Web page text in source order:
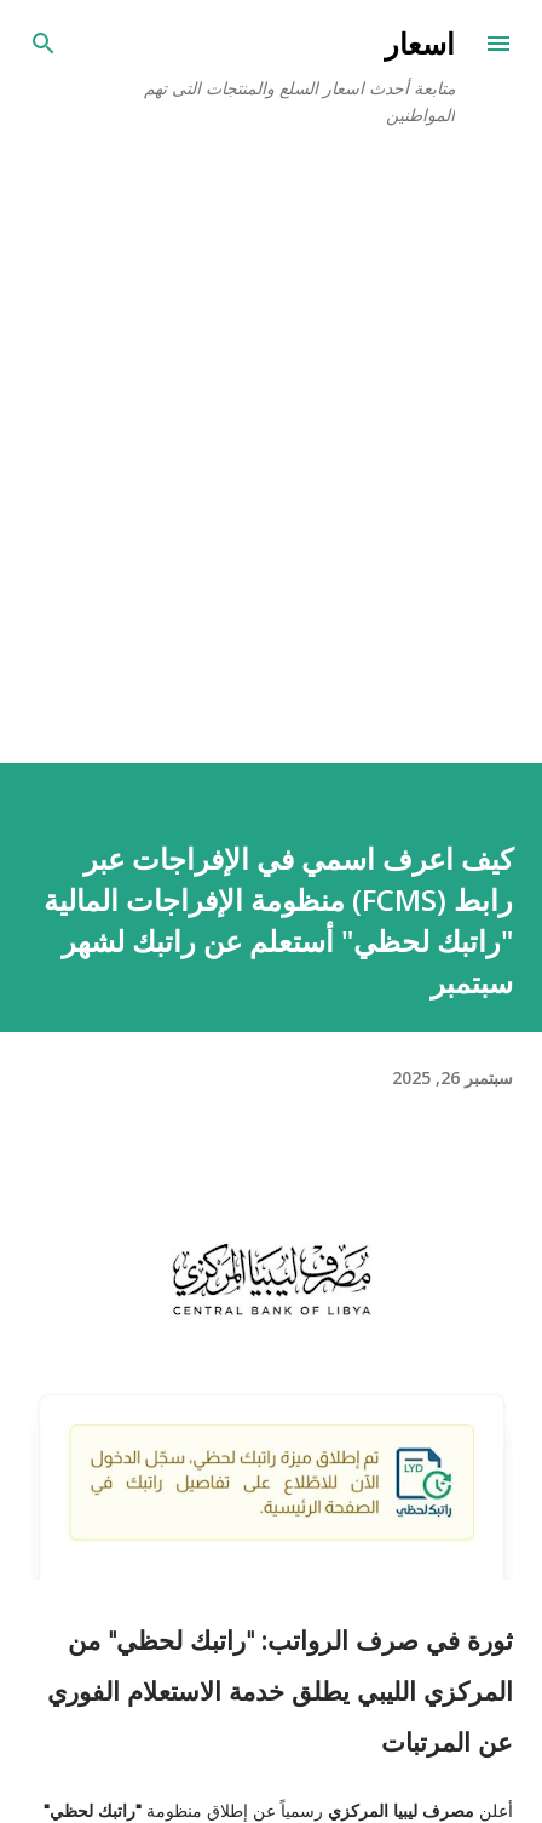
اسعار
متابعة أحدث اسعار السلع والمنتجات التى تهم
المواطنين
كيف اعرف اسمي في الإفراجات عبر
رابط (FCMS) منظومة الإفراجات المالية
"راتبك لحظي" أستعلم عن راتبك لشهر
سبتمبر
سبتمبر 26, 2025
ثورة في صرف الرواتب: "راتبك لحظي" من
المركزي الليبي يطلق خدمة الاستعلام الفوري
عن المرتبات
أعلن مصرف ليبيا المركزي رسمياً عن إطلاق منظومة "راتبك لحظي"